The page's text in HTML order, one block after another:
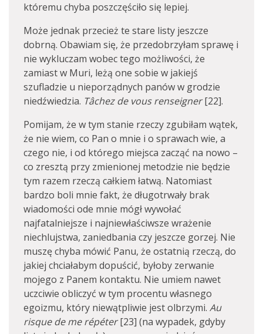
któremu chyba poszczęściło się lepiej.
Może jednak przecież te stare listy jeszcze
dobrną. Obawiam się, że przedobrzyłam sprawę i
nie wykluczam wobec tego możliwości, że
zamiast w Muri, leżą one sobie w jakiejś
szufladzie u nieporządnych panów w grodzie
niedźwiedzia. Tâchez de vous renseigner[22].
Pomijam, że w tym stanie rzeczy zgubiłam wątek,
że nie wiem, co Pan o mnie i o sprawach wie, a
czego nie, i od którego miejsca zacząć na nowo –
co zresztą przy zmienionej metodzie nie będzie
tym razem rzeczą całkiem łatwą. Natomiast
bardzo boli mnie fakt, że długotrwały brak
wiadomości ode mnie mógł wywołać
najfatalniejsze i najniewłaściwsze wrażenie
niechlujstwa, zaniedbania czy jeszcze gorzej. Nie
muszę chyba mówić Panu, że ostatnią rzeczą, do
jakiej chciałabym dopuścić, byłoby zerwanie
mojego z Panem kontaktu. Nie umiem nawet
uczciwie obliczyć w tym procentu własnego
egoizmu, który niewątpliwie jest olbrzymi. Au
risque de me répéter[23] (na wypadek, gdyby